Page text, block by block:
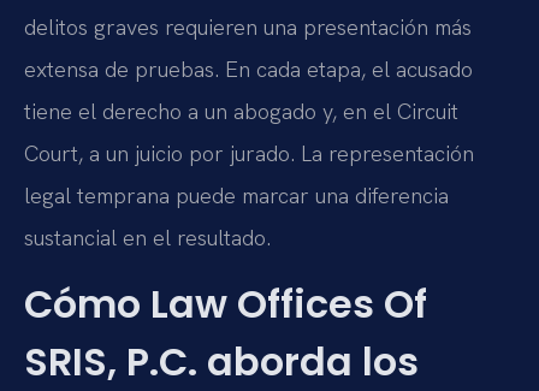
delitos graves requieren una presentación más
extensa de pruebas. En cada etapa, el acusado
tiene el derecho a un abogado y, en el Circuit
Court, a un juicio por jurado. La representación
legal temprana puede marcar una diferencia
sustancial en el resultado.
Cómo Law Offices Of
SRIS, P.C. aborda los